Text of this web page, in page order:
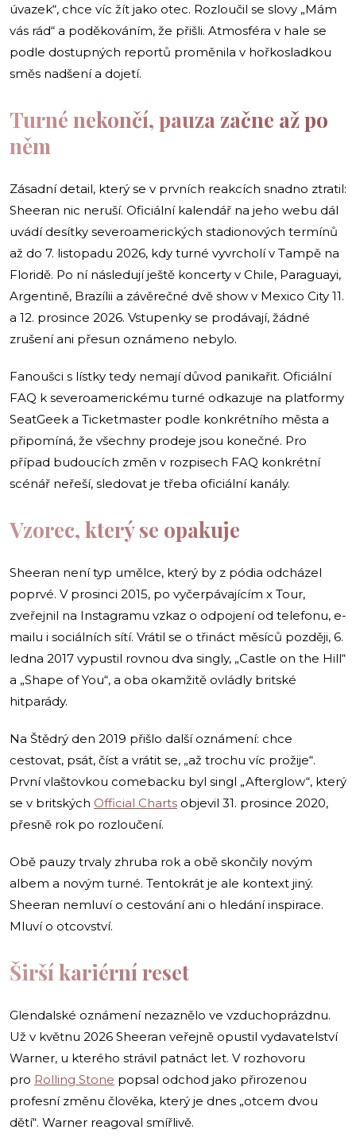
úvazek“, chce víc žít jako otec. Rozloučil se slovy „Mám
vás rád“ a poděkováním, že přišli. Atmosféra v hale se
podle dostupných reportů proměnila v hořkosladkou
směs nadšení a dojetí.
Turné nekončí, pauza začne až po
něm
Zásadní detail, který se v prvních reakcích snadno ztratil:
Sheeran nic neruší. Oficiální kalendář na jeho webu dál
uvádí desítky severoamerických stadionových termínů
až do 7. listopadu 2026, kdy turné vyvrcholí v Tampě na
Floridě. Po ní následují ještě koncerty v Chile, Paraguayi,
Argentině, Brazílii a závěrečné dvě show v Mexico City 11.
a 12. prosince 2026. Vstupenky se prodávají, žádné
zrušení ani přesun oznámeno nebylo.
Fanoušci s lístky tedy nemají důvod panikařit. Oficiální
FAQ k severoamerickému turné odkazuje na platformy
SeatGeek a Ticketmaster podle konkrétního města a
připomíná, že všechny prodeje jsou konečné. Pro
případ budoucích změn v rozpisech FAQ konkrétní
scénář neřeší, sledovat je třeba oficiální kanály.
Vzorec, který se opakuje
Sheeran není typ umělce, který by z pódia odcházel
poprvé. V prosinci 2015, po vyčerpávajícím x Tour,
zveřejnil na Instagramu vzkaz o odpojení od telefonu, e-
mailu i sociálních sítí. Vrátil se o třináct měsíců později, 6.
ledna 2017 vypustil rovnou dva singly, „Castle on the Hill“
a „Shape of You“, a oba okamžitě ovládly britské
hitparády.
Na Štědrý den 2019 přišlo další oznámení: chce
cestovat, psát, číst a vrátit se, „až trochu víc prožije“.
První vlaštovkou comebacku byl singl „Afterglow“, který
se v britských Official Charts objevil 31. prosince 2020,
přesně rok po rozloučení.
Obě pauzy trvaly zhruba rok a obě skončily novým
albem a novým turné. Tentokrát je ale kontext jiný.
Sheeran nemluví o cestování ani o hledání inspirace.
Mluví o otcovství.
Širší kariérní reset
Glendalské oznámení nezaznělo ve vzduchoprázdnu.
Už v květnu 2026 Sheeran veřejně opustil vydavatelství
Warner, u kterého strávil patnáct let. V rozhovoru
pro Rolling Stone popsal odchod jako přirozenou
profesní změnu člověka, který je dnes „otcem dvou
dětí“. Warner reagoval smířlivě.